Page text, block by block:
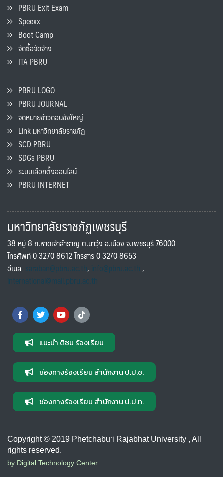
PBRU Exit Exam
Speexx
Boot Camp
จัดซื้อจัดจ้าง
ITA PBRU
PBRU LOGO
PBRU JOURNAL
จดหมายข่าวดอนขังใหญ่
Link มหาวิทยาลัยราชภัฏ
SCD PBRU
SDGs PBRU
ระบบเลือกตั้งออนไลน์
PBRU INTERNET
มหาวิทยาลัยราชภัฏเพชรบุรี
38 หมู่ 8 ถ.หาดเจ้าสำราญ ต.นาวุ้ง อ.เมือง จ.เพชรบุรี 76000
โทรศัพท์ 0 3270 8612 โทรสาร 0 3270 8653
อีเมล saraban@pbru.ac.th, info@pbru.ac.th,
international@mail.pbru.ac.th
แนะนำ ติชม ร้องเรียน
ช่องทางร้องเรียน สำนักงาน ป.ป.ช.
ช่องทางร้องเรียน สำนักงาน ป.ป.ท.
Copyright © 2019 Phetchaburi Rajabhat University , All
rights reserved.
by Digital Technology Center